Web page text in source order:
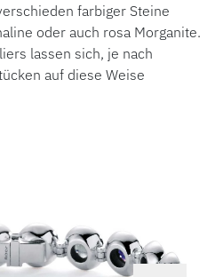
farbiger Steine
oder auch rosa Morganite.
lassen sich, je nach
auf diese Weise